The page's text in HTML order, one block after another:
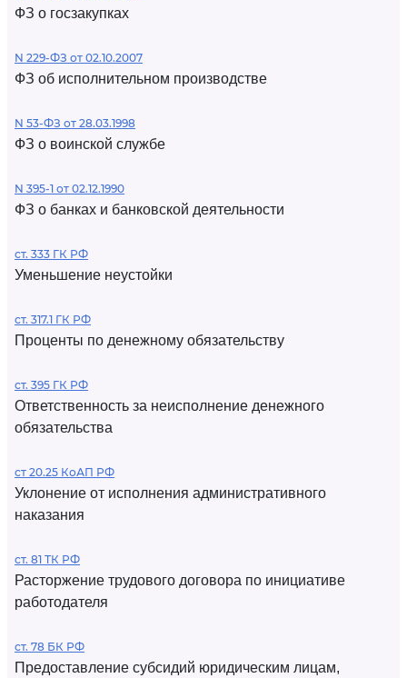
ФЗ о госзакупках
N 229-ФЗ от 02.10.2007
ФЗ об исполнительном производстве
N 53-ФЗ от 28.03.1998
ФЗ о воинской службе
N 395-1 от 02.12.1990
ФЗ о банках и банковской деятельности
ст. 333 ГК РФ
Уменьшение неустойки
ст. 317.1 ГК РФ
Проценты по денежному обязательству
ст. 395 ГК РФ
Ответственность за неисполнение денежного
обязательства
ст 20.25 КоАП РФ
Уклонение от исполнения административного
наказания
ст. 81 ТК РФ
Расторжение трудового договора по инициативе
работодателя
ст. 78 БК РФ
Предоставление субсидий юридическим лицам,